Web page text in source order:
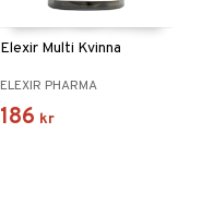
Elexir Multi Kvinna
ELEXIR PHARMA
186 kr